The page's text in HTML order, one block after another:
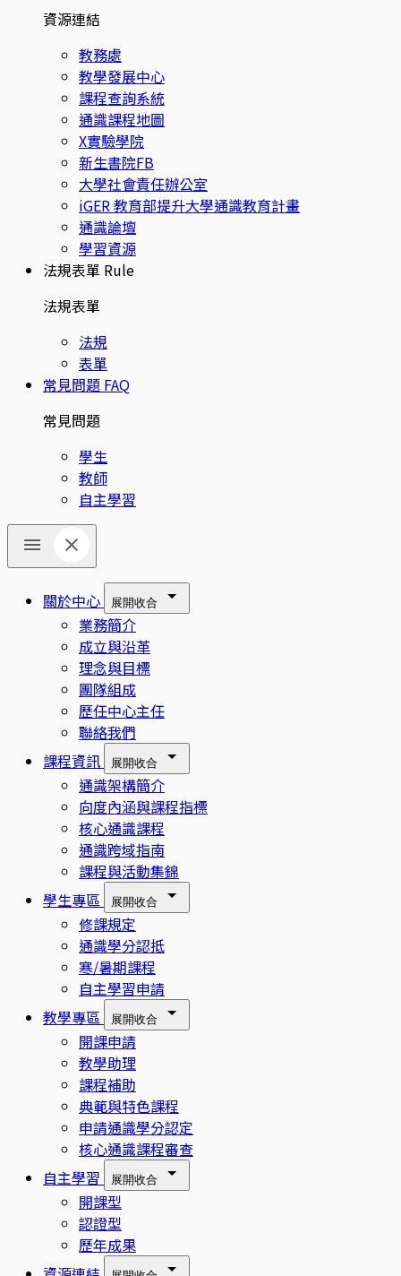
資源連結
教務處
教學發展中心
課程查詢系統
通識課程地圖
X實驗學院
新生書院FB
大學社會責任辦公室
iGER 教育部提升大學通識教育計畫
通識論壇
學習資源
法規表單 Rule
法規表單
法規
表單
常見問題 FAQ
常見問題
學生
教師
自主學習
關於中心 展開收合
業務簡介
成立與沿革
理念與目標
團隊組成
歷任中心主任
聯絡我們
課程資訊
展開收合
通識架構簡介
向度內涵與課程指標
核心通識課程
通識跨域指南
課程與活動集錦
學生專區
展開收合
修課規定
通識學分認抵
寒/暑期課程
自主學習申請
教學專區
展開收合
開課申請
教學助理
課程補助
典範與特色課程
申請通識學分認定
核心通識課程審查
自主學習
展開收合
開課型
認證型
歷年成果